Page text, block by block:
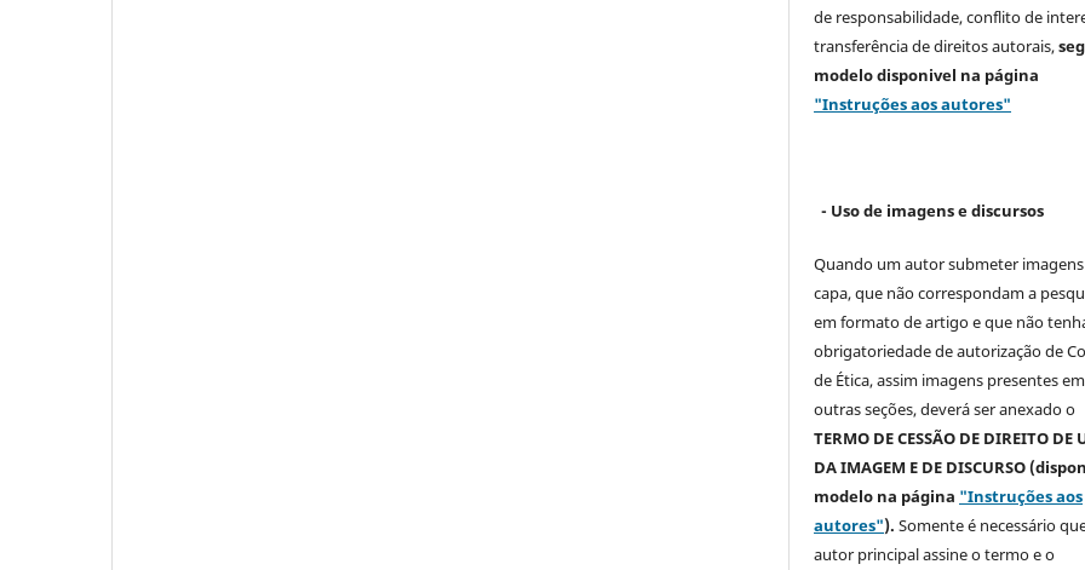
de responsabilidade, conflito de
transferência de direitos autorais,
modelodisponivel na página
"Instruções aos autores"
- Uso de imagens e discursos
Quando um autor submeter
capa, que não correspondam a
em formato de artigo e que não
obrigatoriedade de autorização de
de Ética, assim imagens presentes em
outras seções, deverá ser anexado o
TERMO DE CESSÃO DE DIREITO DE
DA IMAGEM E DE DISCURSO
modelo na página "Instruções aos
autores"). Somente é necessário
autor principal assine o termo e o